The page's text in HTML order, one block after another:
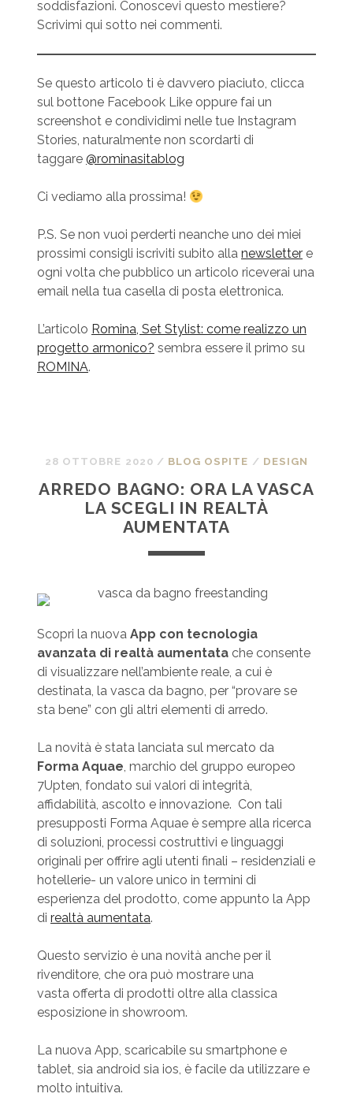
soddisfazioni. Conoscevi questo mestiere?
Scrivimi qui sotto nei commenti.
Se questo articolo ti è davvero piaciuto, clicca
sul bottone Facebook Like oppure fai un
screenshot e condividimi nelle tue Instagram
Stories, naturalmente non scordarti di
taggare @rominasitablog
Ci vediamo alla prossima!
P.S. Se non vuoi perderti neanche uno dei miei
prossimi consigli iscriviti subito alla newslettere
ogni volta che pubblico un articolo riceverai una
email nella tua casella di posta elettronica.
L’articolo Romina, Set Stylist: come realizzo un
progetto armonico? sembra essere il primo su
ROMINA.
28 OTTOBRE 2020 / BLOG OSPITE / DESIGN
ARREDO BAGNO: ORA LA VASCA
LA SCEGLI IN REALTÀ
AUMENTATA
Scopri la nuova App con tecnologia
avanzata di realtà aumentatache consente
di visualizzare nell’ambiente reale, a cui è
destinata, la vasca da bagno, per “provare se
sta bene” con gli altri elementi di arredo.
La novità è stata lanciata sul mercato da
Forma Aquae , marchio del gruppo europeo
7Upten, fondato sui valori di integrità,
affidabilità, ascolto e innovazione. Con tali
presupposti Forma Aquae è sempre alla ricerca
di soluzioni, processi costruttivi e linguaggi
originali per offrire agli utenti finali – residenziali e
hotellerie- un valore unico in termini di
esperienza del prodotto, come appunto la App
di realtà aumentata.
Questo servizio è una novità anche per il
rivenditore, che ora può mostrare una
vasta offerta di prodotti oltre alla classica
esposizione in showroom.
La nuova App, scaricabile su smartphone e
tablet, sia android sia ios, è facile da utilizzare e
molto intuitiva.